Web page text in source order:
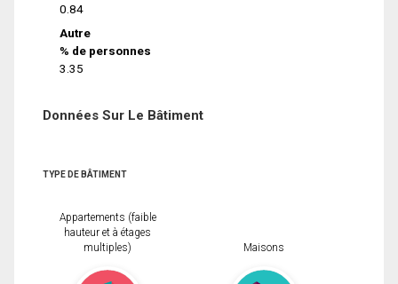
0.84
Autre
% de personnes
3.35
Données Sur Le Bâtiment
TYPE DE BÂTIMENT
Appartements (faible
hauteur et à étages
multiples)
Maisons